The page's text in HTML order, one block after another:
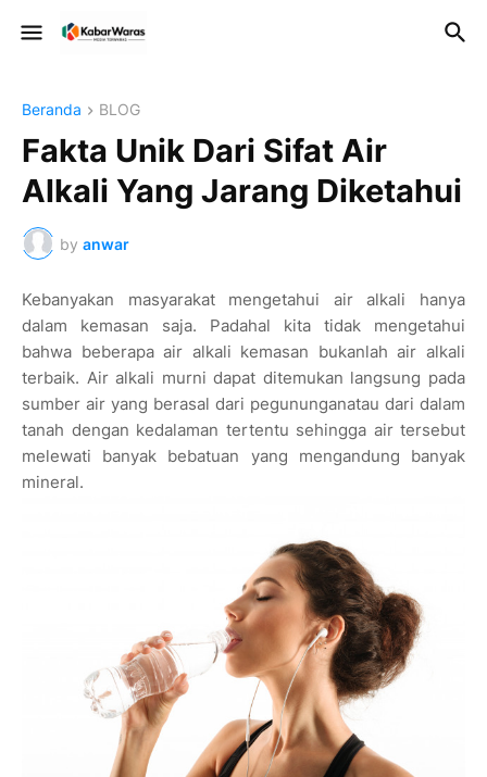
Beranda BLOG
Fakta Unik Dari Sifat Air
Alkali Yang Jarang Diketahui
by anwar
Kebanyakan masyarakat mengetahui air alkali hanya
dalam kemasan saja. Padahal kita tidak mengetahui
bahwa beberapa air alkali kemasan bukanlah air alkali
terbaik. Air alkali murni dapat ditemukan langsung pada
sumber air yang berasal dari pegununganatau dari dalam
tanah dengan kedalaman tertentu sehingga air tersebut
melewati banyak bebatuan yang mengandung banyak
mineral.